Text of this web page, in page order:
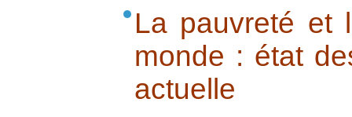
La pauvreté et
monde : état
actuelle